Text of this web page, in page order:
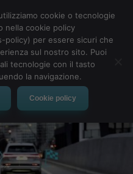
cookie o tecnologie
nella cookie policy
per essere sicuri che
sul nostro sito. Puoi
tecnologie con il tasto
la navigazione.
Cookie policy